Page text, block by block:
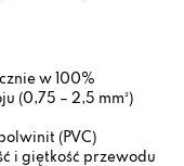
w 100%
(0,75 – 2,5 mm²)
(PVC)
i giętkość przewodu